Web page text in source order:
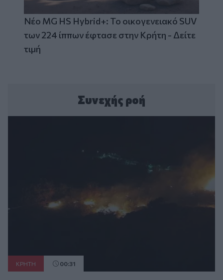
Νέο MG HS Hybrid+: Το οικογενειακό SUV
των 224 ίππων έφτασε στην Κρήτη - Δείτε
τιμή
Συνεχής ροή
ΚΡΗΤΗ 00:31